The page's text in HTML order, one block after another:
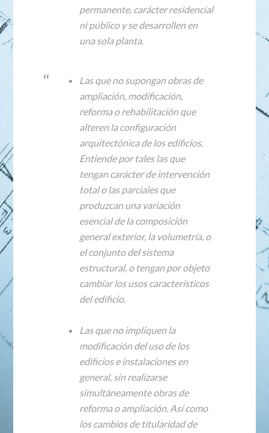
permanente, carácter residencial
ni público y se desarrollen en
una sola planta.
Las que no supongan obras de
ampliación, modificación,
reforma o rehabilitación que
alteren la configuración
arquitectónica de los edificios.
Entiende por tales las que
tengan carácter de intervención
total o las parciales que
produzcan una variación
esencial de la composición
general exterior, la volumetría, o
el conjunto del sistema
estructural, o tengan por objeto
cambiar los usos característicos
del edificio.
Las que no impliquen la
modificación del uso de los
edificios e instalaciones en
general, sin realizarse
simultáneamente obras de
reforma o ampliación. Así como
los cambios de titularidad de